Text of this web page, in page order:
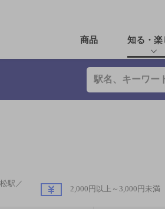
商品 知る・楽
駅／
2,000円以上～3,000円未満